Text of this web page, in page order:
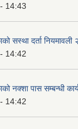
14:43
स‌स्था दर्ता
14:42
नक्शा पास सम्बन्धी
14:42